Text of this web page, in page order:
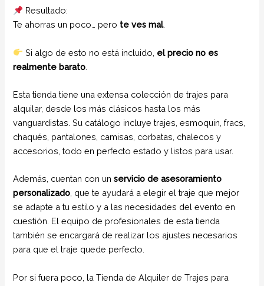
Resultado:
Te ahorras un poco… pero te ves mal.
Si algo de esto no está incluido, el precio no es
realmente barato
Esta tienda tiene una extensa colección de trajes para
alquilar, desde los más clásicos hasta los más
vanguardistas. Su catálogo incluye trajes, esmoquin, fracs,
chaqués, pantalones, camisas, corbatas, chalecos y
accesorios, todo en perfecto estado y listos para usar.
Además, cuentan con unservicio de asesoramiento
personalizado , que te ayudará a elegir el traje que mejor
se adapte a tu estilo y a las necesidades del evento en
cuestión. El equipo de profesionales de esta tienda
también se encargará de realizar los ajustes necesarios
para que el traje quede perfecto.
Por si fuera poco, la Tienda de Alquiler de Trajes para